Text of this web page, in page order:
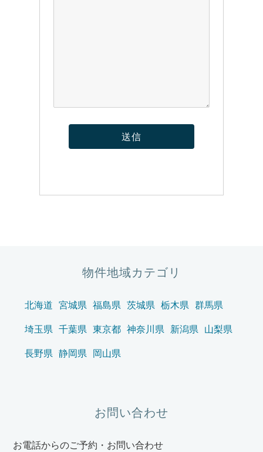
物件地域カテゴリ
北海道 宮城県 福島県 茨城県 栃木県 群馬県
埼玉県 千葉県 東京都 神奈川県 新潟県 山梨県
長野県 静岡県 岡山県
お問い合わせ
お電話からのご予約・お問い合わせ